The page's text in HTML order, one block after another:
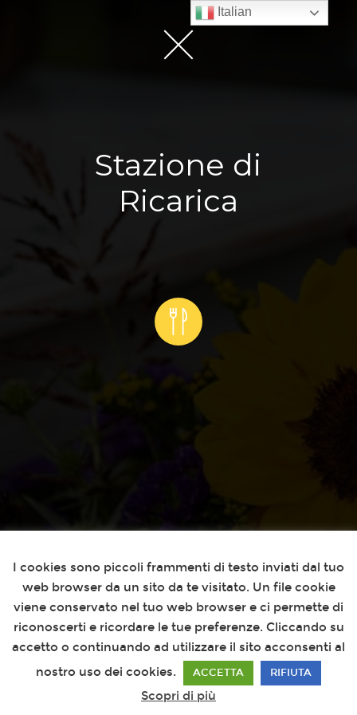
Stazione di
Ricarica
I cookies sono piccoli frammenti di testo inviati dal tuo
web browser da un sito da te visitato. Un file cookie
viene conservato nel tuo web browser e ci permette di
riconoscerti e ricordare le tue preferenze. Cliccando su
accetto o continuando ad utilizzare il sito acconsenti al
nostro uso dei cookies.
ACCETTA RIFIUTA
Scopri di più
Italian